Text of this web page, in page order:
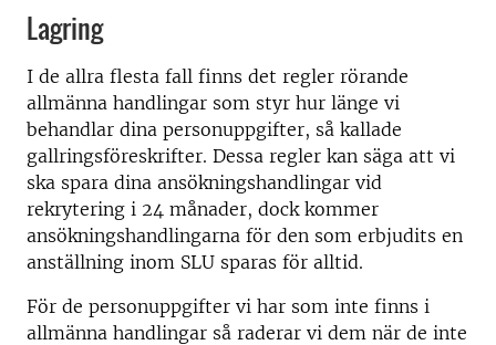
Lagring
I de allra flesta fall finns det regler rörande
allmänna handlingar som styr hur länge vi
behandlar dina personuppgifter, så kallade
gallringsföreskrifter. Dessa regler kan säga att vi
ska spara dina ansökningshandlingar vid
rekrytering i 24 månader, dock kommer
ansökningshandlingarna för den som erbjudits en
anställning inom SLU sparas för alltid.
För de personuppgifter vi har som inte finns i
allmänna handlingar så raderar vi dem när de inte